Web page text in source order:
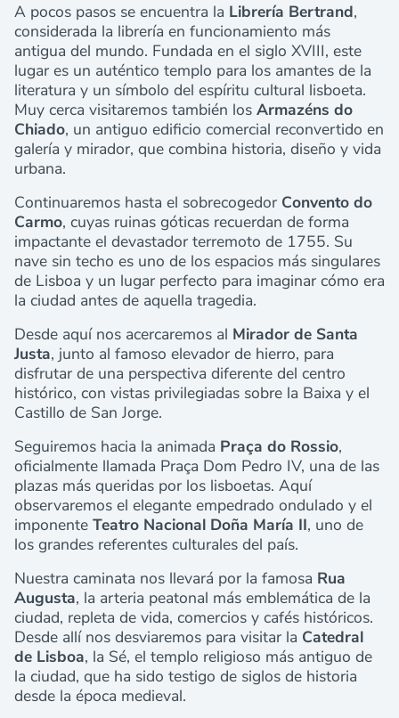
A pocos pasos se encuentra la Librería Bertrand,
considerada la librería en funcionamiento más
antigua del mundo. Fundada en el siglo XVIII, este
lugar es un auténtico templo para los amantes de la
literatura y un símbolo del espíritu cultural lisboeta.
Muy cerca visitaremos también los Armazéns do
Chiado, un antiguo edificio comercial reconvertido en
galería y mirador, que combina historia, diseño y vida
urbana.
Continuaremos hasta el sobrecogedor Convento do
Carmo, cuyas ruinas góticas recuerdan de forma
impactante el devastador terremoto de 1755. Su
nave sin techo es uno de los espacios más singulares
de Lisboa y un lugar perfecto para imaginar cómo era
la ciudad antes de aquella tragedia.
Desde aquí nos acercaremos al Mirador de Santa
Justa, junto al famoso elevador de hierro, para
disfrutar de una perspectiva diferente del centro
histórico, con vistas privilegiadas sobre la Baixa y el
Castillo de San Jorge.
Seguiremos hacia la animada Praça do Rossio,
oficialmente llamada Praça Dom Pedro IV, una de las
plazas más queridas por los lisboetas. Aquí
observaremos el elegante empedrado ondulado y el
imponente Teatro Nacional Doña María II, uno de
los grandes referentes culturales del país.
Nuestra caminata nos llevará por la famosa Rua
Augusta, la arteria peatonal más emblemática de la
ciudad, repleta de vida, comercios y cafés históricos.
Desde allí nos desviaremos para visitar la Catedral
de Lisboa, la Sé, el templo religioso más antiguo de
la ciudad, que ha sido testigo de siglos de historia
desde la época medieval.